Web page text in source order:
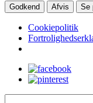
Godkend Afvis Se
Cookiepolitik